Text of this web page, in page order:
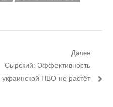
Далее
Следующий
пост:
Сырский: Эффективность
украинской ПВО не растёт